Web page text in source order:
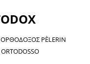
ΟΡΘΟΔΟΞΟΣ PÈLERIN